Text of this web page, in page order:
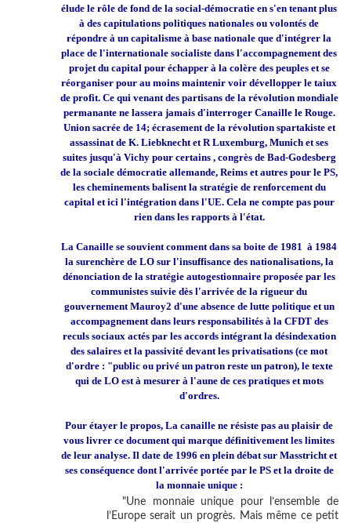
élude le rôle de fond de la social-démocratie en s'en tenant plus
à des capitulations politiques nationales ou volontés de
répondre à un capitalisme à base nationale que d'intégrer la
place de l'internationale socialiste dans l'accompagnement des
projet du capital pour échapper à la colère des peuples et se
réorganiser pour au moins maintenir voir dévellopper le taiux
de profit. Ce qui venant des partisans de la révolution mondiale
permanante ne lassera jamais d'interroger Canaille le Rouge.
Union sacrée de 14; écrasement de la révolution spartakiste et
assassinat de K. Liebknecht et R Luxemburg, Munich et ses
suites jusqu'à Vichy pour certains , congrès de Bad-Godesberg
de la sociale démocratie allemande, Reims et autres pour le PS,
les cheminements balisent la stratégie de renforcement du
capital et ici l'intégration dans l'UE. Cela ne compte pas pour
rien dans les rapports à l'état.
La Canaille se souvient comment dans sa boite de 1981 à 1984
la surenchère de LO sur l'insuffisance des nationalisations, la
dénonciation de la stratégie autogestionnaire proposée par les
communistes suivie dès l'arrivée de la rigueur du
gouvernement Mauroy2 d'une absence de lutte politique et un
accompagnement dans leurs responsabilités à la CFDT des
reculs sociaux actés par les accords intégrant la désindexation
des salaires et la passivité devant les privatisations (ce mot
d'ordre : "public ou privé un patron reste un patron), le texte
qui de LO est à mesurer à l'aune de ces pratiques et mots
d'ordres.
Pour étayer le propos, La canaille ne résiste pas au plaisir de
vous livrer ce document qui marque définitivement les limites
de leur analyse. Il date de 1996 en plein débat sur Masstricht et
ses conséquence dont l'arrivée portée par le PS et la droite de
la monnaie unique :
"Une monnaie unique pour l’ensemble de
l’Europe serait un progrès. Mais même ce petit